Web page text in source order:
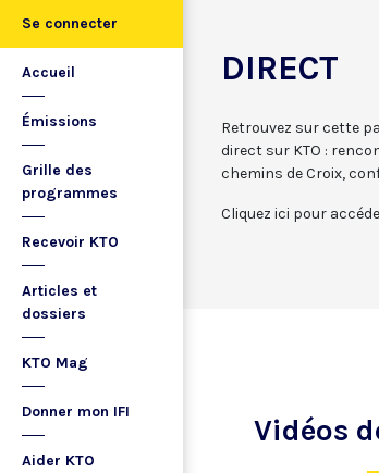
Se connecter
Accueil
Émissions
Grille des
programmes
Recevoir KTO
Articles et
dossiers
KTO Mag
Donner mon IFI
Aider KTO
DIRECT
Retrouvez sur cette
direct sur KTO :
chemins de Croix,
Cliquez ici pour
Vidéos